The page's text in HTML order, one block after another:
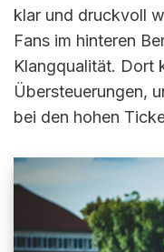
klar und druckvoll
Fans im hinteren
Klangqualität. Dort
Übersteuerungen,
bei den hohen